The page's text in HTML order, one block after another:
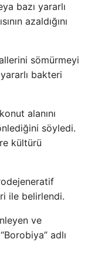
bazı yararlı
azaldığını
sömürmeyi
bakteri
alanını
söyledi.
kültürü
ile belirlendi.
ve
adlı